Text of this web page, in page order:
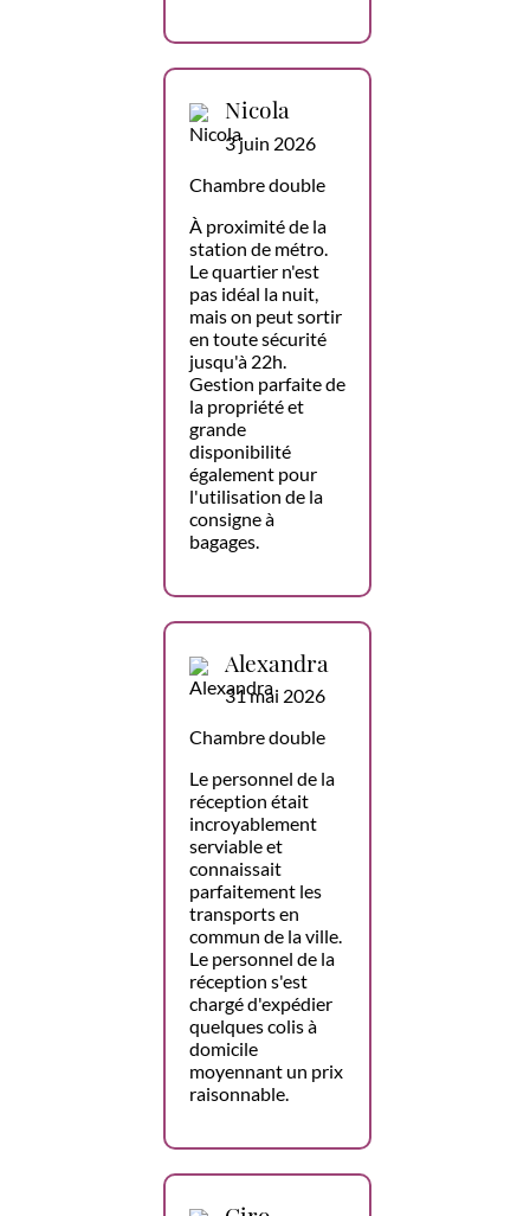
Nicola
3 juin 2026
Chambre double
À proximité de la
station de métro.
Le quartier n'est
pas idéal la nuit,
mais on peut sortir
en toute sécurité
jusqu'à 22h.
Gestion parfaite de
la propriété et
grande
disponibilité
également pour
l'utilisation de la
consigne à
bagages.
Alexandra
31 mai 2026
Chambre double
Le personnel de la
réception était
incroyablement
serviable et
connaissait
parfaitement les
transports en
commun de la ville.
Le personnel de la
réception s'est
chargé d'expédier
quelques colis à
domicile
moyennant un prix
raisonnable.